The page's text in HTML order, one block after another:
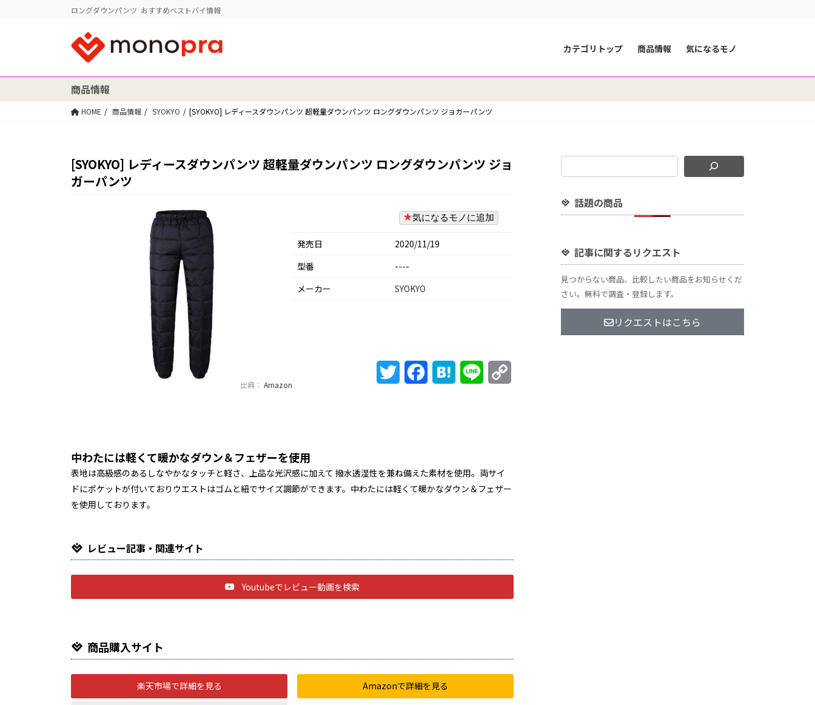
ロングダウンパンツ おすすめベストバイ情報
カテゴリトップ 商品情報 気になるモノ
商品情報
HOME 商品情報 SYOKYO [SYOKYO] レディースダウンパンツ 超軽量ダウンパンツ ロングダウンパンツ ジョガーパンツ
[SYOKYO] レディースダウンパンツ 超軽量ダウンパンツ ロングダウンパンツ ジョ
ガーパンツ
出典： Amazon
気になるモノに追加
発売日
2020/11/19
型番
----
メーカー
SYOKYO
Twitter FacebookHatena Line
中わたには軽くて暖かなダウン＆フェザーを使用
表地は高級感のあるしなやかなタッチと軽さ、上品な光沢感に加えて 撥水透湿性を兼ね備えた素材を使用。両サイ
ドにポケットが付いておりウエストはゴムと紐でサイズ調節ができます。中わたには軽くて暖かなダウン＆フェザー
を使用しております。
レビュー記事・関連サイト
Youtubeでレビュー動画を検索
商品購入サイト
楽天市場で詳細を見る Amazonで詳細を見る
話題の商品
記事に関するリクエスト
見つからない商品、比較したい商品をお知らせくだ
さい。無料で調査・登録します。
リクエストはこちら